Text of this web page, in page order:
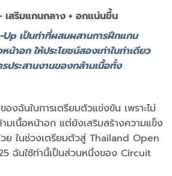
สริมแกนกลาง + อกแน่นขึ้น
เป็นท่าที่ผสมผสานการฝึกแกน
น้าอก ให้ประโยชน์สองเท่าในท่าเดียว
ประสานงานของกล้ามเนื้อทั้ง
องฉันในการเตรียมตัวแข่งขัน เพราะไม่
เนื้อหน้าอก แต่ยังเสริมสร้างความแข็ง
ย ในช่วงเตรียมตัวสู่ Thailand Open
ฉันใช้ท่านี้เป็นส่วนหนึ่งของ Circuit